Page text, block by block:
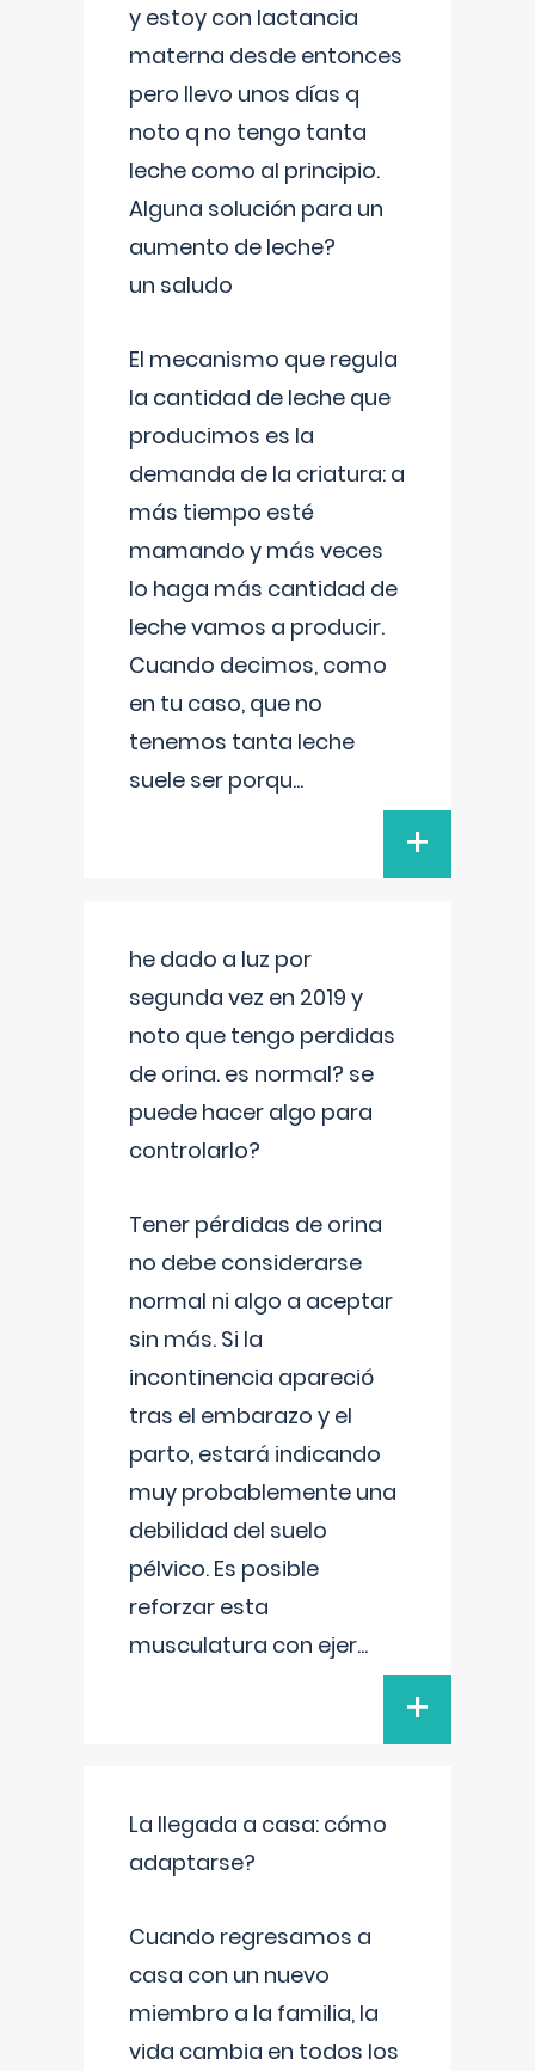
y estoy con lactancia
materna desde entonces
pero llevo unos días q
noto q no tengo tanta
leche como al principio.
Alguna solución para un
aumento de leche?
un saludo
El mecanismo que regula
la cantidad de leche que
producimos es la
demanda de la criatura: a
más tiempo esté
mamando y más veces
lo haga más cantidad de
leche vamos a producir.
Cuando decimos, como
en tu caso, que no
tenemos tanta leche
suele ser porqu...
+
he dado a luz por
segunda vez en 2019 y
noto que tengo perdidas
de orina. es normal? se
puede hacer algo para
controlarlo?
Tener pérdidas de orina
no debe considerarse
normal ni algo a aceptar
sin más. Si la
incontinencia apareció
tras el embarazo y el
parto, estará indicando
muy probablemente una
debilidad del suelo
pélvico. Es posible
reforzar esta
musculatura con ejer...
+
La llegada a casa: cómo
adaptarse?
Cuando regresamos a
casa con un nuevo
miembro a la familia, la
vida cambia en todos los